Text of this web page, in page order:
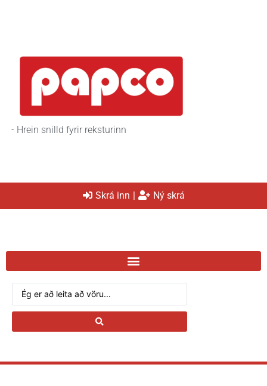
- Hrein snilld fyrir reksturinn
Skrá inn Ný skrá